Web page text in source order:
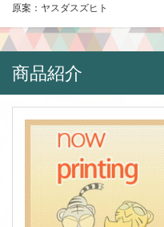
原案：ヤスダスズヒト
商品紹介